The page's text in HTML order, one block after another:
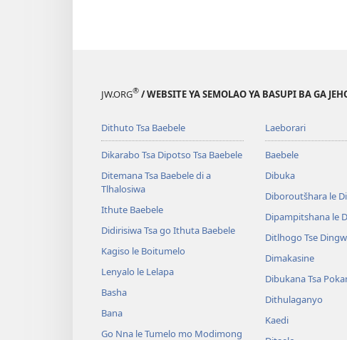
JW.ORG® / WEBSITE YA SEMOLAO YA BASUPI BA GA
Dithuto Tsa Baebele
Dikarabo Tsa Dipotso Tsa Baebele
Ditemana Tsa Baebele di a
Tlhalosiwa
Ithute Baebele
Didirisiwa Tsa go Ithuta Baebele
Kagiso le Boitumelo
Lenyalo le Lelapa
Basha
Bana
Go Nna le Tumelo mo Modimong
Laeborari
Baebele
Dibuka
Diboroutšhara le
Dipampitshana le
Ditlhogo Tse
Dimakasine
Dibukana Tsa
Dithulaganyo
Kaedi